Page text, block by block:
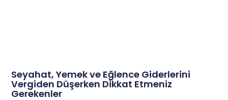
Seyahat, Yemek ve Eğlence Giderlerini
Vergiden Düşerken Dikkat Etmeniz
Gerekenler